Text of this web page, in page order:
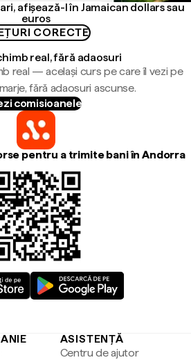
afișează-l în Jamaican dollars sau
euros
CORECTE
real, fără adaosuri
real — același curs pe care îl vezi pe
fără adaosuri ascunse.
comisioanele
pentru a trimite bani în Andorra
ASISTENȚĂ
Centru de ajutor